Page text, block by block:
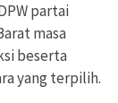
partai
masa
beserta
yang terpilih.